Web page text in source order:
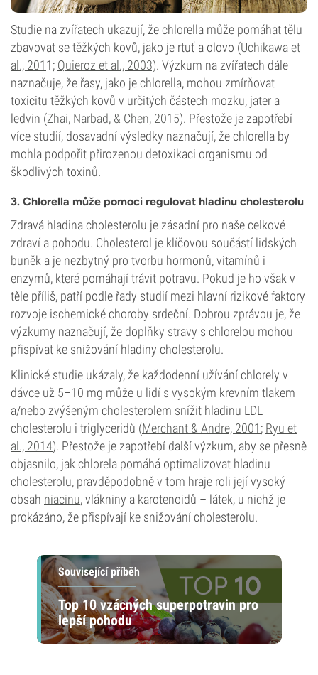
Studie na zvířatech ukazují, že chlorella může pomáhat tělu
zbavovat se těžkých kovů, jako je rtuť a olovo (Uchikawa et
al., 2011; Quieroz et al., 2003). Výzkum na zvířatech dále
naznačuje, že řasy, jako je chlorella, mohou zmírňovat
toxicitu těžkých kovů v určitých částech mozku, jater a
ledvin (Zhai, Narbad, & Chen, 2015). Přestože je zapotřebí
více studií, dosavadní výsledky naznačují, že chlorella by
mohla podpořit přirozenou detoxikaci organismu od
škodlivých toxinů.
3. Chlorella může pomoci regulovat hladinu cholesterolu
Zdravá hladina cholesterolu je zásadní pro naše celkové
zdraví a pohodu. Cholesterol je klíčovou součástí lidských
buněk a je nezbytný pro tvorbu hormonů, vitamínů i
enzymů, které pomáhají trávit potravu. Pokud je ho však v
těle příliš, patří podle řady studií mezi hlavní rizikové faktory
rozvoje ischemické choroby srdeční. Dobrou zprávou je, že
výzkumy naznačují, že doplňky stravy s chlorelou mohou
přispívat ke snižování hladiny cholesterolu.
Klinické studie ukázaly, že každodenní užívání chlorely v
dávce už 5–10 mg může u lidí s vysokým krevním tlakem
a/nebo zvýšeným cholesterolem snížit hladinu LDL
cholesterolu i triglyceridů (Merchant & Andre, 2001; Ryu et
al., 2014). Přestože je zapotřebí další výzkum, aby se přesně
objasnilo, jak chlorela pomáhá optimalizovat hladinu
cholesterolu, pravděpodobně v tom hraje roli její vysoký
obsah niacinu, vlákniny a karotenoidů – látek, u nichž je
prokázáno, že přispívají ke snižování cholesterolu.
Související příběh
Top 10 vzácných superpotravin pro
lepší pohodu